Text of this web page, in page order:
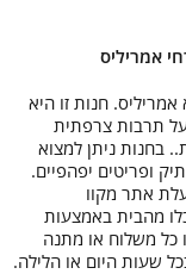
אמריליס
חנות זו היא
תרבות צרפתית
בחנות ניתן למצוא
ופריטים יפהפיים.
אתר מקוו
מהבית באמצעות
כל משלוח או מתנה
שעות היום או הלילה.